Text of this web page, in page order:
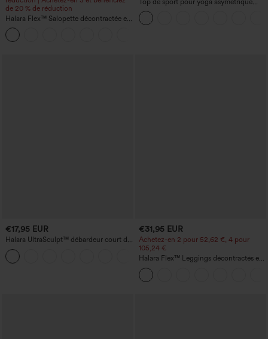
de 20 % de réduction
Halara Flex™ Salopette décontractée en
denim lavé à encolure en V avec poche
Top de sport pour yoga asymétrique
(une épaule) à manches longues avec
ouverture pour le pouce, ourlet arrondi
haut-bas, séchage rapide, soutien-gorge
€17,95 EUR
Halara UltraSculpt™ débardeur court de
yoga dos nu torsadé à bretelles doubles
+11
€31,95 EUR
Achetez-en 2 pour 52,62 €, 4 pour
105,24 €
Halara Flex™ Leggings décontractés en
jean à taille haute avec poches